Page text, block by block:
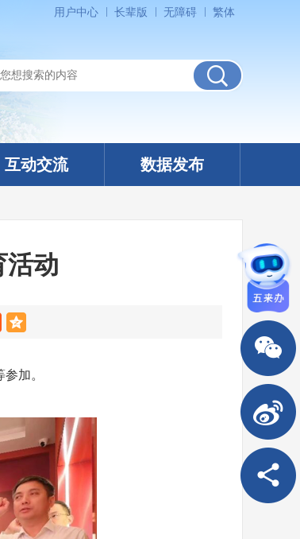
用户中心 长辈版 无障碍 繁体
互动交流 数据发布
活动
加。